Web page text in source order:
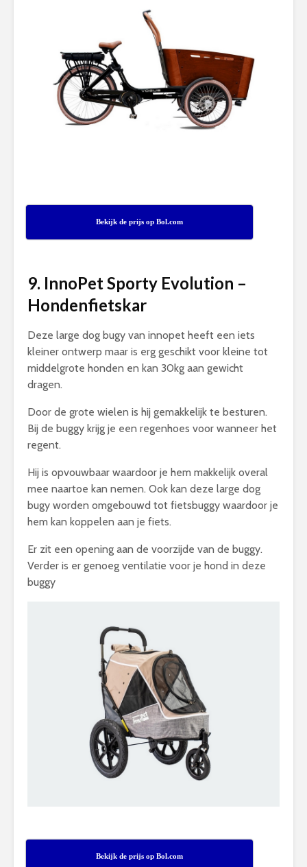
Bekijk de prijs op Bol.com
9. InnoPet Sporty Evolution –
Hondenfietskar
Deze large dog bugy van innopet heeft een iets
kleiner ontwerp maar is erg geschikt voor kleine tot
middelgrote honden en kan 30kg aan gewicht
dragen.
Door de grote wielen is hij gemakkelijk te besturen.
Bij de buggy krijg je een regenhoes voor wanneer het
regent.
Hij is opvouwbaar waardoor je hem makkelijk overal
mee naartoe kan nemen. Ook kan deze large dog
bugy worden omgebouwd tot fietsbuggy waardoor je
hem kan koppelen aan je fiets.
Er zit een opening aan de voorzijde van de buggy.
Verder is er genoeg ventilatie voor je hond in deze
buggy
Bekijk de prijs op Bol.com